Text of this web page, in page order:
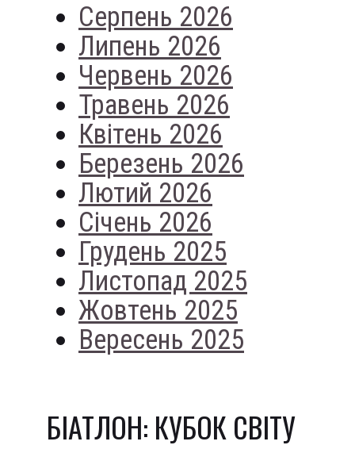
Серпень 2026
Липень 2026
Червень 2026
Травень 2026
Квітень 2026
Березень 2026
Лютий 2026
Січень 2026
Грудень 2025
Листопад 2025
Жовтень 2025
Вересень 2025
БІАТЛОН: КУБОК СВІТУ